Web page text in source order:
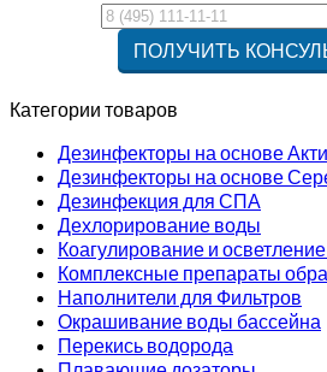
Категории товаров
Дезинфекторы на основе
Дезинфекторы на основе
Дезинфекция для СПА
Дехлорирование воды
Коагулирование и
Комплексные препараты
Наполнители для Фильтров
Окрашивание воды бассейна
Перекись водорода